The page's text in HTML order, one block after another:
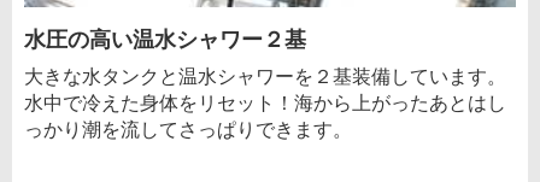
水圧の高い温水シャワー２基
大きな水タンクと温水シャワーを２基装備しています。
水中で冷えた身体をリセット！海から上がったあとはし
っかり潮を流してさっぱりできます。